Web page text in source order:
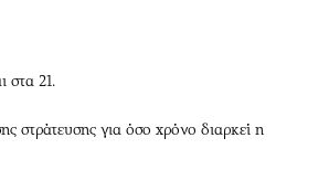
στα 21.
στράτευσης για όσο χρόνο διαρκεί η